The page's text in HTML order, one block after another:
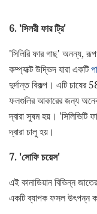
6. 'সিলরী ফার ট্রি'
'সিলিরি ফার গাছ' অনন্য,
কম্প্যাক্ট উদ্ভিদ যারা একটি
দুর্দান্ত বিকল্প। এটি
ফলগুলির আকারের জন্য
দ্বারা সুষম হয়।
দ্বারা চালু হয়।
7. 'সোফি চয়েস'
এই কানাডিয়ান বিভিন্ন
একটি ব্যাপক ফসল উৎপন্ন